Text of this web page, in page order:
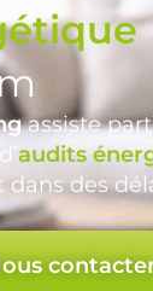
assiste
audits
dans des